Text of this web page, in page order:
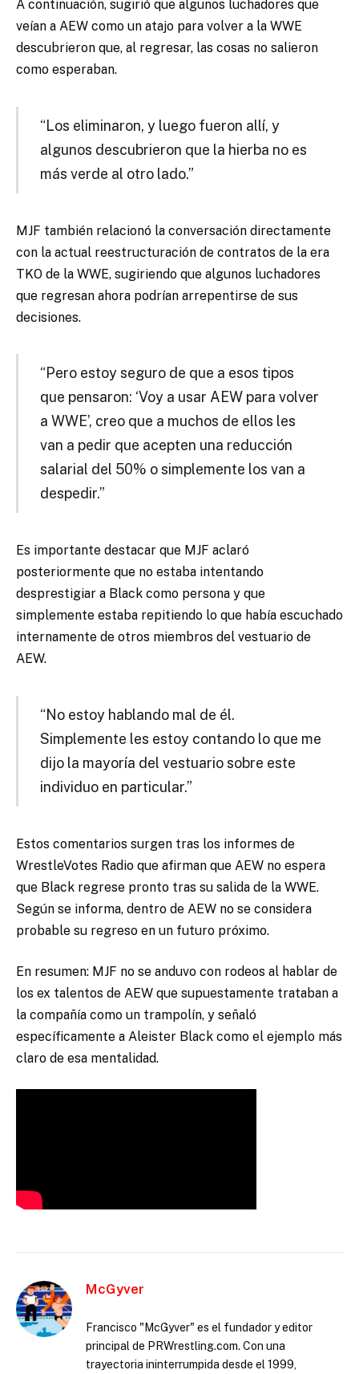
A continuación, sugirió que algunos luchadores que
veían a AEW como un atajo para volver a la WWE
descubrieron que, al regresar, las cosas no salieron
como esperaban.
“Los eliminaron, y luego fueron allí, y
algunos descubrieron que la hierba no es
más verde al otro lado.”
MJF también relacionó la conversación directamente
con la actual reestructuración de contratos de la era
TKO de la WWE, sugiriendo que algunos luchadores
que regresan ahora podrían arrepentirse de sus
decisiones.
“Pero estoy seguro de que a esos tipos
que pensaron: ‘Voy a usar AEW para volver
a WWE’, creo que a muchos de ellos les
van a pedir que acepten una reducción
salarial del 50% o simplemente los van a
despedir.”
Es importante destacar que MJF aclaró
posteriormente que no estaba intentando
desprestigiar a Black como persona y que
simplemente estaba repitiendo lo que había escuchado
internamente de otros miembros del vestuario de
AEW.
“No estoy hablando mal de él.
Simplemente les estoy contando lo que me
dijo la mayoría del vestuario sobre este
individuo en particular.”
Estos comentarios surgen tras los informes de
WrestleVotes Radio que afirman que AEW no espera
que Black regrese pronto tras su salida de la WWE.
Según se informa, dentro de AEW no se considera
probable su regreso en un futuro próximo.
En resumen: MJF no se anduvo con rodeos al hablar de
los ex talentos de AEW que supuestamente trataban a
la compañía como un trampolín, y señaló
específicamente a Aleister Black como el ejemplo más
claro de esa mentalidad.
McGyver
Francisco "McGyver" es el fundador y editor
principal de PRWrestling.com. Con una
trayectoria ininterrumpida desde el 1999,